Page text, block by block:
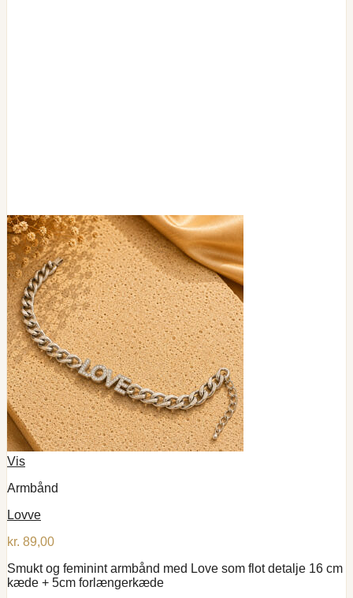
Vis
Armbånd
Lovve
kr. 89,00
Smukt og feminint armbånd med Love som flot detalje 16 cm
kæde + 5cm forlængerkæde